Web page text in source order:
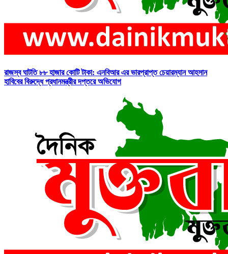
রাজস্ব ঘাটতি ৮৮ হাজার কোটি টাকা: এনবিআর এর ভারপ্রাপ্ত চেয়ারম্যান আহসান
হাবিবের বিরুদ্ধে প্রধানমন্ত্রীর দপ্তরে অভিযোগ